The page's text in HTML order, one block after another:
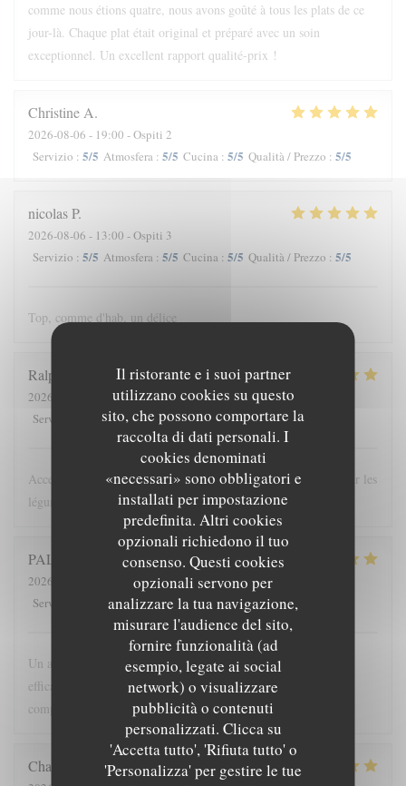
Il ristorante e i suoi partner
utilizzano cookies su questo
sito, che possono comportare la
raccolta di dati personali. I
cookies denominati
«necessari» sono obbligatori e
installati per impostazione
predefinita. Altri cookies
opzionali richiedono il tuo
consenso. Questi cookies
opzionali servono per
analizzare la tua navigazione,
misurare l'audience del sito,
fornire funzionalità (ad
esempio, legate ai social
network) o visualizzare
pubblicità o contenuti
personalizzati. Clicca su
'Accetta tutto', 'Rifiuta tutto' o
'Personalizza' per gestire le tue
comme nous étions quatre, nous avons goûté à tous les plats de ce
jour-là. Chaque plat était original et préparé avec un soin
exceptionnel. Un excellent rapport qualité-prix !
Christine A
2026-08-06 - 19:00 - Ospiti 2
Servizio : 5/5 Atmosfera : 5/5 Cucina : 5/5 Qualità / Prezzo : 5/5
nicolasP
2026-08-06 - 13:00 - Ospiti 3
Servizio : 5/5 Atmosfera : 5/5 Cucina : 5/5 Qualità / Prezzo : 5/5
Top, comme d'hab, un délice
Ralph
2026-08-03
- 20:30 - Ospiti 2
Servizio
Atmosfera:5/5 Cucina:5/5 Qualità / Prezzo
Acceuil sympathique Cuisine originale mais délicieuse centré sur les
légumes
PALUT
2026-08-05
- 19:00 - Ospiti 2
Servizio
Atmosfera:5/5 Cucina: 5/5 Qualità / Prezzo
Un accueil chaleureux Une ambiance et un décor simples mais
efficaces Un personnel compétent Une assiette originale par sa
composition, ses goûts, ses harmonies. Un voyage.
Charlotte